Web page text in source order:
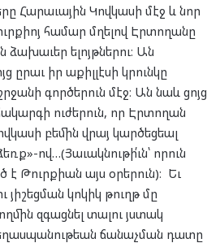
Հարաւային Կովկասի մէջ և նոր
համար մղելով Էրտողանը
ելոյթներու։ Ան
իր աքիլլէսի կրունկը
գործերուն մէջ։ Ան նաև ցոյց
ուժերուն, որ Էրտողան
բեմին վրայ կարծեցեալ
ով…(Յաւակնութի՛ւն՝ որուն
է Թուրքիան այս օրերուն)։ Եւ
կոկիկ թուղթ մը
զգացնել տալու յստակ
ճանաչման դատը